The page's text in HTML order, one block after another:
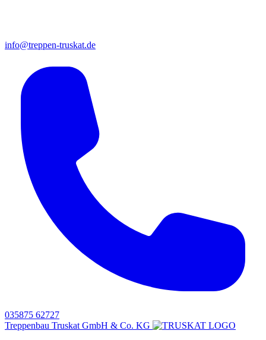
info@treppen-truskat.de
035875 62727
Treppenbau Truskat GmbH & Co. KG